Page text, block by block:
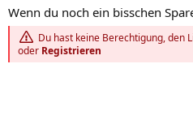
Wenn du noch ein bisschen
Du hast keine Berechtigung, den
oder Registrieren